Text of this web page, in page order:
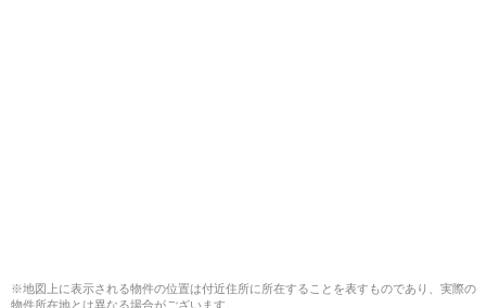
※地図上に表示される物件の位置は付近住所に所在することを表すものであり、実際の
物件所在地とは異なる場合がございます。